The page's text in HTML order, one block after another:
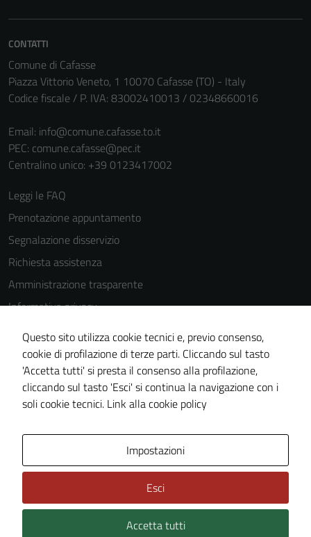
CONTATTI
Comune di Cafasse
Piazza Vittorio Veneto, 1 10070 Cafasse (TO) - Italy
Codice fiscale / P. IVA: 83002410013 / 02348660016
Email: info@comune.cafasse.to.it
PEC: comune.cafasse@pec.it
Centralino unico: +39 0123417002
Leggi le FAQ
Prenotazione appuntamento
Segnalazione disservizio
Richiesta assistenza
Amministrazione trasparente
Informativa privacy
Cookie Policy
Note legali
Dichiarazione di accessibilità
Piano di miglioramento del sito
Technical Design s.r.l.
Questo sito utilizza cookie tecnici e, previo consenso,
cookie di profilazione di terze parti. Cliccando sul tasto
'Accetta tutti' si presta il consenso alla profilazione,
cliccando sul tasto 'Esci' si continua la navigazione con i
soli cookie tecnici. Link alla cookie policy
Impostazioni
Esci
Accetta tutti
del sito e non
disabilitati.
Questi cookie
non raccolgono